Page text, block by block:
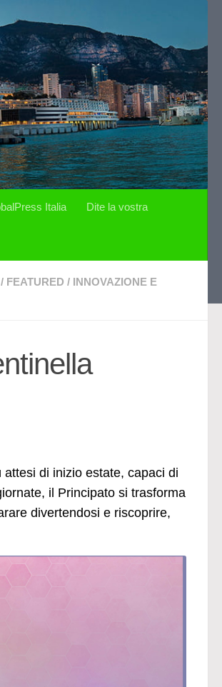
Italia Dite la vostra
/ FEATURED / INNOVAZIONE E
di inizio estate, capaci di
il Principato si trasforma
divertendosi e riscoprire,